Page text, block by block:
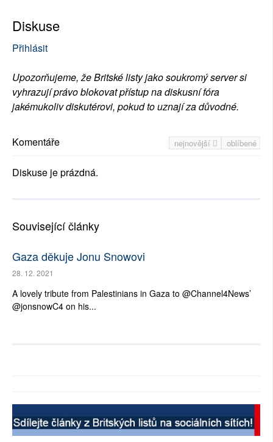
Diskuse
Přihlásit
Upozorňujeme, že Britské listy jako soukromý server si
vyhrazují právo blokovat přístup na diskusní fóra
jakémukoliv diskutérovi, pokud to uznají za důvodné.
nejnovější oblíbené
Komentáře
Diskuse je prázdná.
Související články
Gaza děkuje Jonu Snowovi
28. 12. 2021
A lovely tribute from Palestinians in Gaza to @Channel4News’
@jonsnowC4 on his...